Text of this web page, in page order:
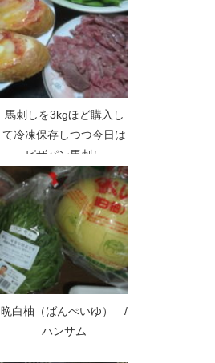
馬刺しを3kgほど購入し
て冷凍保存しつつ今日は
ピザパン馬刺し
晩白柚（ばんぺいゆ） /
ハンサム